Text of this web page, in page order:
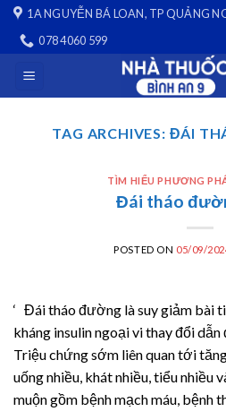
Skip
content
1A NGUYỄN BÁ LOAN, TP QUẢNG
078 4060 599
TAG ARCHIVES: ĐÁI
TÌM HIỂU PHƯƠNG
Đái tháo
POSTED ON 05/09/
‘ Đái tháo đường là suy giảm bài
kháng insulin ngoại vi thay đổi
Triệu chứng sớm liên quan tới
uống nhiều, khát nhiều, tiểu nhiều
muộn gồm bệnh mạch máu, bệnh